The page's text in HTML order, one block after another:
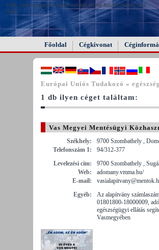
FAIL (the browser should render some flash content, not
this).
Főoldal Cégkivonat
Európai Uniós Tudakozó «
1 db ilyen céget találtam:
Vas Megyei Mentésügyi
Székhely:
9700 Szombathely ,
Telefonszám 1:
94/312-377
Levelezési cím:
9700 Szombathely ,
Web:
adomany.vmma.hu/
E-mail:
Egyéb:
Az alapítvány
01801800-18000009,
egészségügyi ellátás
Vasmegyében